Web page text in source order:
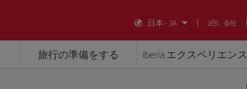
日本 - JA
会社
旅行の準備をする Iberia エクスペリエンス